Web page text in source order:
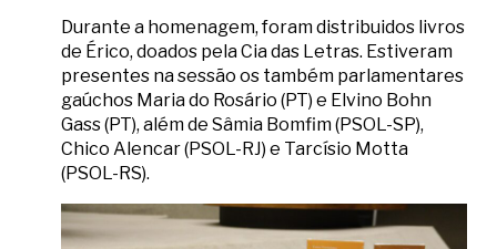
Durante a homenagem, foram distribuidos livros
de Érico, doados pela Cia das Letras. Estiveram
presentes na sessão os também parlamentares
gaúchos Maria do Rosário (PT) e Elvino Bohn
Gass (PT), além de Sâmia Bomfim (PSOL-SP),
Chico Alencar (PSOL-RJ) e Tarcísio Motta
(PSOL-RS).